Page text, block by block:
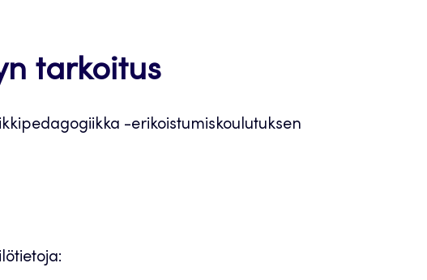
tarkoitus
-erikoistumiskoulutuksen